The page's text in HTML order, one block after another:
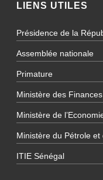
LIENS UTILES
Présidence de la
Assemblée nationale
Primature
Ministère des
Ministère de
Ministère du Pétrole et
ITIE Sénégal